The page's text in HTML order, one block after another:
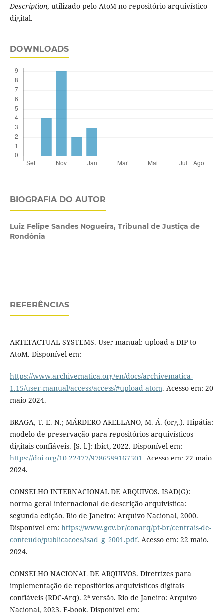
Description, utilizado pelo AtoM no repositório arquivístico
digital.
DOWNLOADS
BIOGRAFIA DO AUTOR
Luiz Felipe Sandes Nogueira, Tribunal de Justiça de
Rondônia
REFERÊNCIAS
ARTEFACTUAL SYSTEMS. User manual: upload a DIP to
AtoM. Disponível em:
https://www.archivematica.org/en/docs/archivematica-
1.15/user-manual/access/access/#upload-atom. Acesso em: 20
maio 2024.
BRAGA, T. E. N.; MÁRDERO ARELLANO, M. Á. (org.). Hipátia:
modelo de preservação para repositórios arquivísticos
digitais confiáveis. [S. l.]: Ibict, 2022. Disponível em:
https://doi.org/10.22477/9786589167501. Acesso em: 22 maio
2024.
CONSELHO INTERNACIONAL DE ARQUIVOS. ISAD(G):
norma geral internacional de descrição arquivística:
segunda edição. Rio de Janeiro: Arquivo Nacional, 2000.
Disponível em: https://www.gov.br/conarq/pt-br/centrais-de-
conteudo/publicacoes/isad_g_2001.pdf. Acesso em: 22 maio.
2024.
CONSELHO NACIONAL DE ARQUIVOS. Diretrizes para
implementação de repositórios arquivísticos digitais
confiáveis (RDC-Arq). 2ª versão. Rio de Janeiro: Arquivo
Nacional, 2023. E-book. Disponível em: